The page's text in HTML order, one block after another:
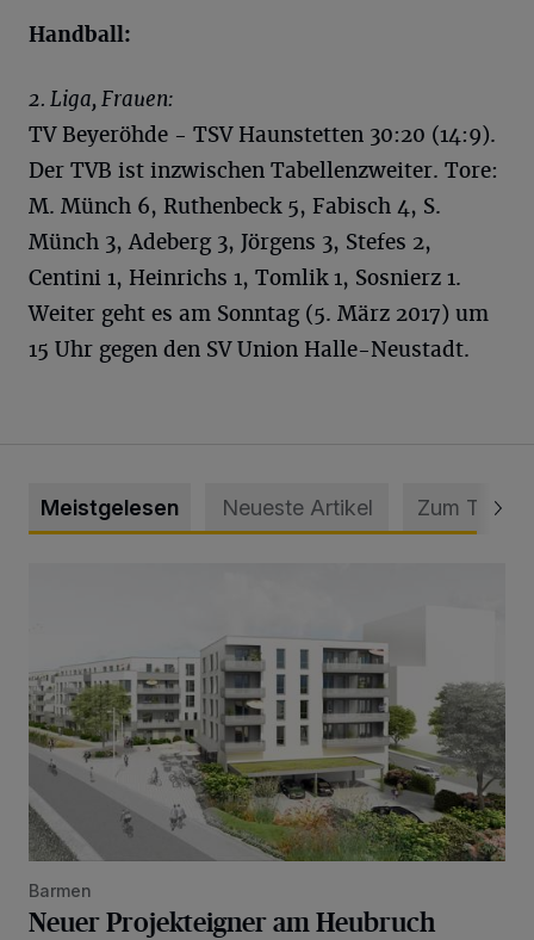
Handball:
2. Liga, Frauen:
TV Beyeröhde - TSV Haunstetten 30:20 (14:9).
Der TVB ist inzwischen Tabellenzweiter. Tore:
M. Münch 6, Ruthenbeck 5, Fabisch 4, S.
Münch 3, Adeberg 3, Jörgens 3, Stefes 2,
Centini 1, Heinrichs 1, Tomlik 1, Sosnierz 1.
Weiter geht es am Sonntag (5. März 2017) um
15 Uhr gegen den SV Union Halle-Neustadt.
Meistgelesen Neueste Artikel Zum Thema
Barmen
Neuer Projekteigner am Heubruch